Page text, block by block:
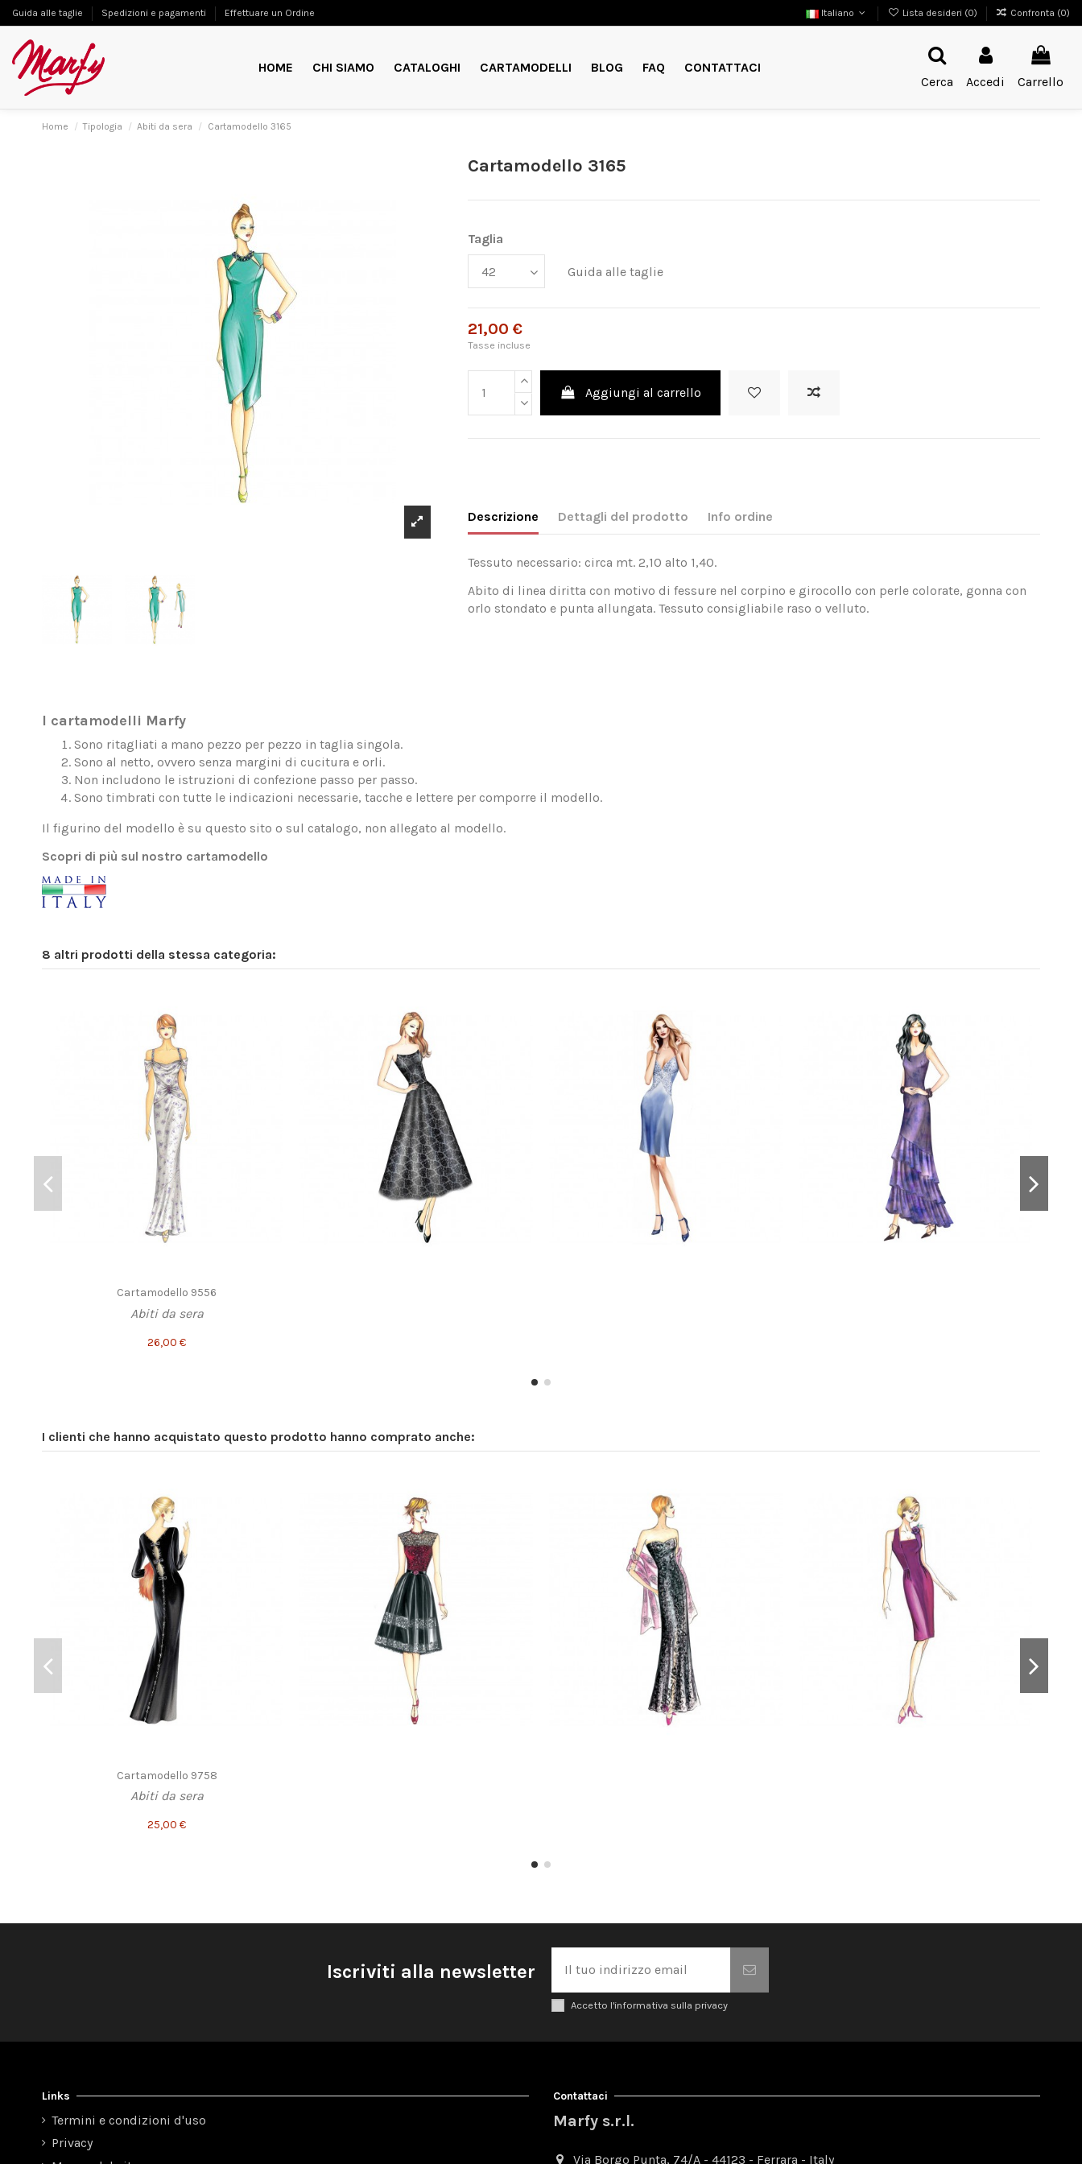
Guida alle taglie Spedizioni e pagamenti Effettuare un Ordine Italiano Lista desideri (0) Confronta (0)
HOME CHI SIAMO CATALOGHI CARTAMODELLI BLOG FAQ
CONTATTACI
Cerca
Accedi Carrello
Home Tipologia Abiti da sera Cartamodello 3165
Cartamodello 3165
Taglia
Guida alle taglie
21,00 €
Tasse incluse
Aggiungi al carrello
Descrizione Dettagli del prodotto Info ordine
Tessuto necessario: circa mt. 2,10 alto 1,40.
Abito di linea diritta con motivo di fessure nel corpino e girocollo con perle colorate, gonna con
orlo stondato e punta allungata. Tessuto consigliabile raso o velluto.
I cartamodelli Marfy
Sono ritagliati a mano pezzo per pezzo in taglia singola.
Sono al netto, ovvero senza margini di cucitura e orli.
Non includono le istruzioni di confezione passo per passo.
Sono timbrati con tutte le indicazioni necessarie, tacche e lettere per comporre il modello.
Il figurino del modello è su questo sito o sul catalogo, non allegato al modello.
Scopri di più sul nostro cartamodello
8 altri prodotti della stessa categoria:
Cartamodello 9556
Abiti da sera
26,00 €
I clienti che hanno acquistato questo prodotto hanno comprato anche:
Cartamodello 9758
Abiti da sera
25,00 €
Iscriviti alla newsletter
Accetto l'informativa sulla privacy
Links
Termini e condizioni d'uso
Privacy
Contattaci
Marfy s.r.l.
Via Borgo Punta, 74/A - 44123 - Ferrara - Italy